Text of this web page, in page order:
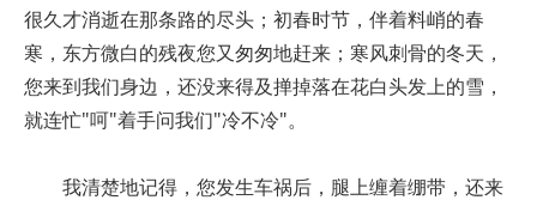
很久才消逝在那条路的尽头；初春时节，伴着料峭的春
寒，东方微白的残夜您又匆匆地赶来；寒风刺骨的冬天，
您来到我们身边，还没来得及掸掉落在花白头发上的雪，
就连忙"呵"着手问我们"冷不冷"。
我清楚地记得，您发生车祸后，腿上缠着绷带，还来